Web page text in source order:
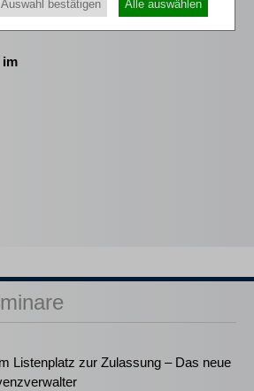
im
Listenplatz zur Zulassung – Das neue
Auswahl bestätigen Alle auswählen